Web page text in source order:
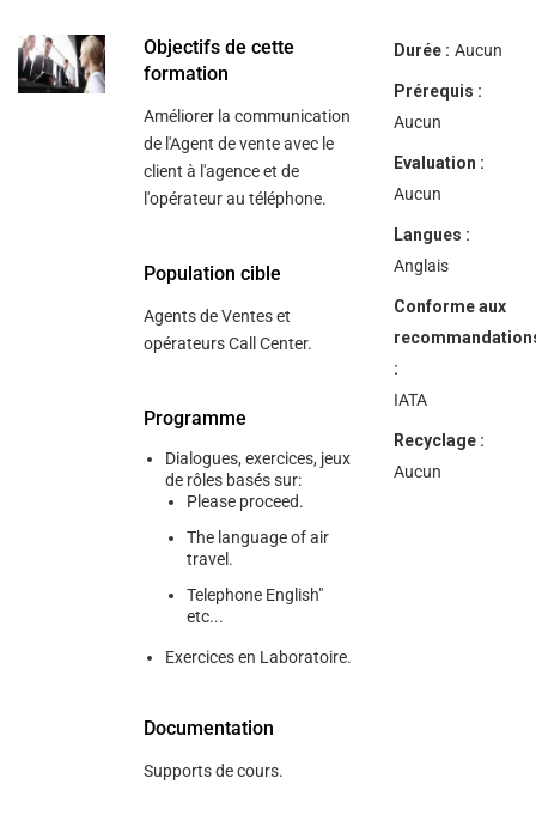
navigate
and
interact
Objectifs de cette
formation
Améliorer la communication
de l'Agent de vente avec le
client à l'agence et de
l'opérateur au téléphone.
Population cible
Agents de Ventes et
opérateurs Call Center.
Programme
Dialogues, exercices, jeux
de rôles basés sur:
Please proceed.
The language of air
travel.
Telephone English"
etc...
Exercices en Laboratoire.
Documentation
Supports de cours.
Durée : Aucun
Prérequis :
Aucun
Evaluation :
Aucun
Langues :
Anglais
Conforme aux
:
IATA
Recyclage :
Aucun